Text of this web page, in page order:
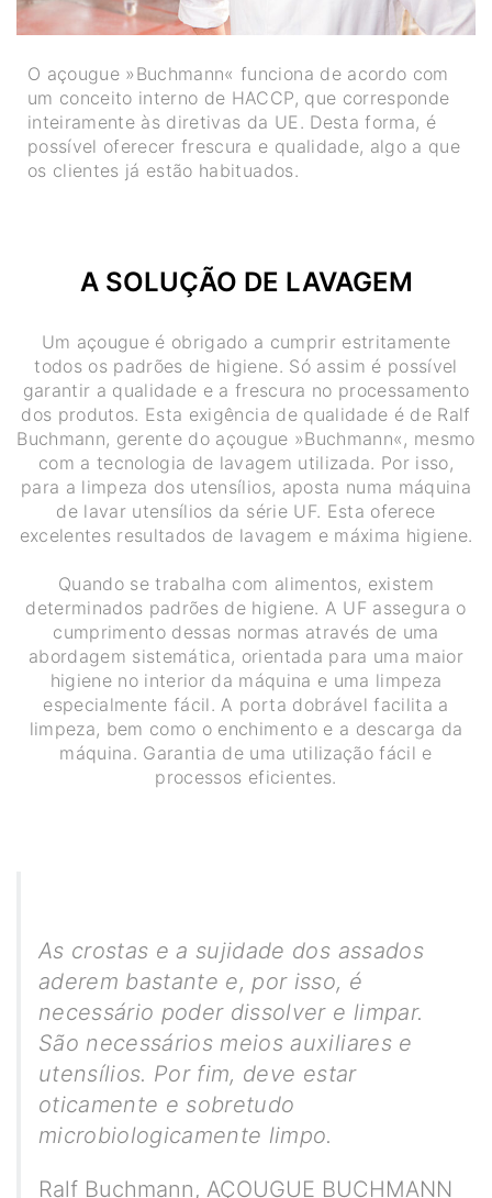
O açougue »Buchmann« funciona de acordo com
um conceito interno de HACCP, que corresponde
inteiramente às diretivas da UE. Desta forma, é
possível oferecer frescura e qualidade, algo a que
os clientes já estão habituados.
A SOLUÇÃO DE LAVAGEM
Um açougue é obrigado a cumprir estritamente
todos os padrões de higiene. Só assim é possível
garantir a qualidade e a frescura no processamento
dos produtos. Esta exigência de qualidade é de Ralf
Buchmann, gerente do açougue »Buchmann«, mesmo
com a tecnologia de lavagem utilizada. Por isso,
para a limpeza dos utensílios, aposta numa máquina
de lavar utensílios da série UF. Esta oferece
excelentes resultados de lavagem e máxima higiene.
Quando se trabalha com alimentos, existem
determinados padrões de higiene. A UF assegura o
cumprimento dessas normas através de uma
abordagem sistemática, orientada para uma maior
higiene no interior da máquina e uma limpeza
especialmente fácil. A porta dobrável facilita a
limpeza, bem como o enchimento e a descarga da
máquina. Garantia de uma utilização fácil e
processos eficientes.
As crostas e a sujidade dos assados
aderem bastante e, por isso, é
necessário poder dissolver e limpar.
São necessários meios auxiliares e
utensílios. Por fim, deve estar
oticamente e sobretudo
microbiologicamente limpo.
Ralf Buchmann, AÇOUGUE BUCHMANN